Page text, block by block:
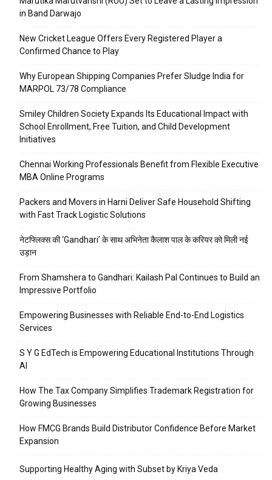
in Band Darwajo
New Cricket League Offers Every Registered Player a
Confirmed Chance to Play
Why European Shipping Companies Prefer Sludge India for
MARPOL 73/78 Compliance
Smiley Children Society Expands Its Educational Impact with
School Enrollment, Free Tuition, and Child Development
Initiatives
Chennai Working Professionals Benefit from Flexible Executive
MBA Online Programs
Packers and Movers in Harni Deliver Safe Household Shifting
with Fast Track Logistic Solutions
नेटफ्लिक्स की ‘Gandhari’ के साथ अभिनेता कैलाश पाल के करियर को मिली नई
उड़ान
From Shamshera to Gandhari: Kailash Pal Continues to Build an
Impressive Portfolio
Empowering Businesses with Reliable End-to-End Logistics
Services
S Y G EdTech is Empowering Educational Institutions Through
AI
How The Tax Company Simplifies Trademark Registration for
Growing Businesses
How FMCG Brands Build Distributor Confidence Before Market
Expansion
Supporting Healthy Aging with Subset by Kriya Veda